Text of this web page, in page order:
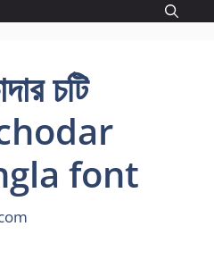
চটি
font